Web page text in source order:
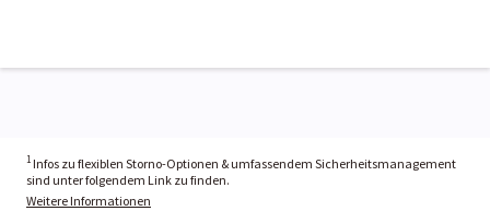
1 Infos zu flexiblen Storno-Optionen & umfassendem Sicherheitsmanagement
sind unter folgendem Link zu finden.
Weitere Informationen